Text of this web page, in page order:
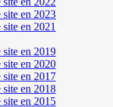
site en 2023
en 2021
site en 2019
site en 2020
site en 2017
site en 2018
site en 2015